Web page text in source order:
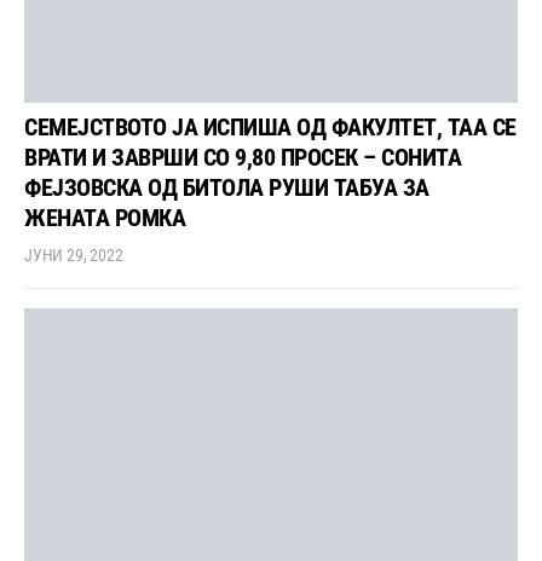
СЕМЕЈСТВОТО ЈА ИСПИША ОД ФАКУЛТЕТ, ТАА СЕ
ВРАТИ И ЗАВРШИ СО 9,80 ПРОСЕК – СОНИТА
ФЕЈЗОВСКА ОД БИТОЛА РУШИ ТАБУА ЗА
ЖЕНАТА РОМКА
ЈУНИ 29, 2022